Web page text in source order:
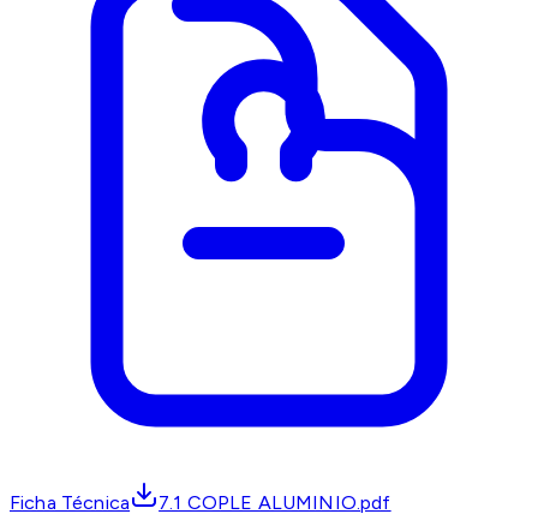
Ficha Técnica 7.1 COPLE ALUMINIO.pdf